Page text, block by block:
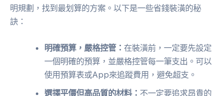
明規劃，找到最划算的方案。以下是一些省錢裝潢的秘
訣：
明確預算，嚴格控管：在裝潢前，一定要先設定
一個明確的預算，並嚴格控管每一筆支出。可以
使用預算表或App來追蹤費用，避免超支。
選擇平價但高品質的材料： 不一定要追求昂貴的